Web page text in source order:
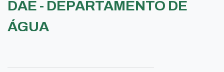
DAE - DEPARTAMENTO DE
ÁGUA